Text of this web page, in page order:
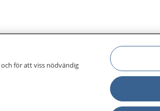
för att viss nödvändig